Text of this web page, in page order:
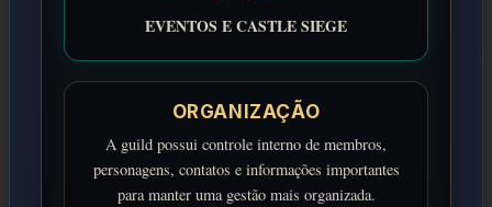
EVENTOS E CASTLE SIEGE
ORGANIZAÇÃO
A guild possui controle interno de membros,
personagens, contatos e informações importantes
para manter uma gestão mais organizada.